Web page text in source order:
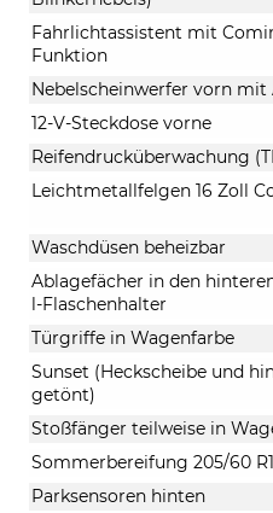
Fahrlichtassistent mit
Funktion
Nebelscheinwerfer vorn
12-V-Steckdose vorne
Reifendrucküberwachung
Leichtmetallfelgen 16 Zoll
Waschdüsen beheizbar
Ablagefächer in den
l-Flaschenhalter
Türgriffe in Wagenfarbe
Sunset (Heckscheibe und
getönt)
Stoßfänger teilweise in
Sommerbereifung 205/60
Parksensoren hinten